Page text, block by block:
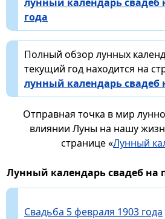
года
Полный обзор лунных
текущий год находится на
лунный календарь свадеб
Отправная точка в мир
влиянии Луны на нашу
странице «Лунный
Лунный календарь свадеб на
Свадьба 5 февраля 1903 года